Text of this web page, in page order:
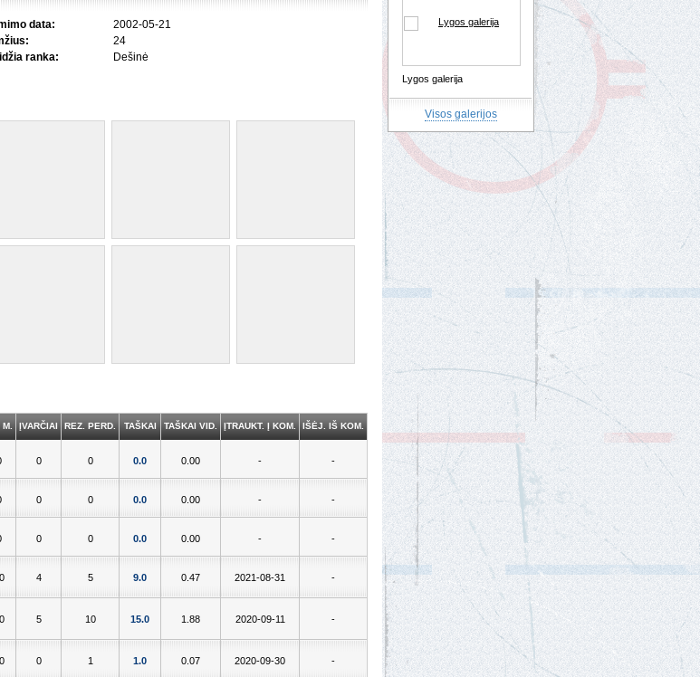
data:
2002-05-21
24
ranka:
Dešinė
ĮVARČIAI REZ. PERD. TAŠKAI TAŠKAI VID. ĮTRAUKT. Į KOM. IŠĖJ. IŠ KOM.
0 0 0.0 0.00 - -
0 0 0.0 0.00 - -
0 0 0.0 0.00 - -
4 5 9.0 0.47 2021-08-31 -
5 10 15.0 1.88 2020-09-11 -
0 1 1.0 0.07 2020-09-30 -
Lygos galerija
Visos galerijos